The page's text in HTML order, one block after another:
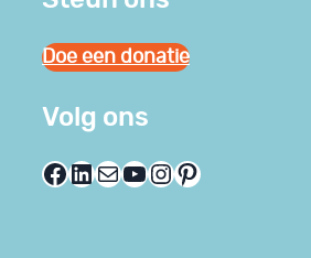
Doe een donatie
Volg ons
Facebook LinkedIn E-mail YouTube InstagramPinterest